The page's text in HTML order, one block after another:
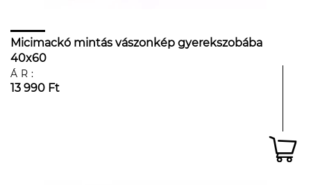
Micimackó mintás vászonkép gyerekszobába
40x60
ÁR:
13 990 Ft